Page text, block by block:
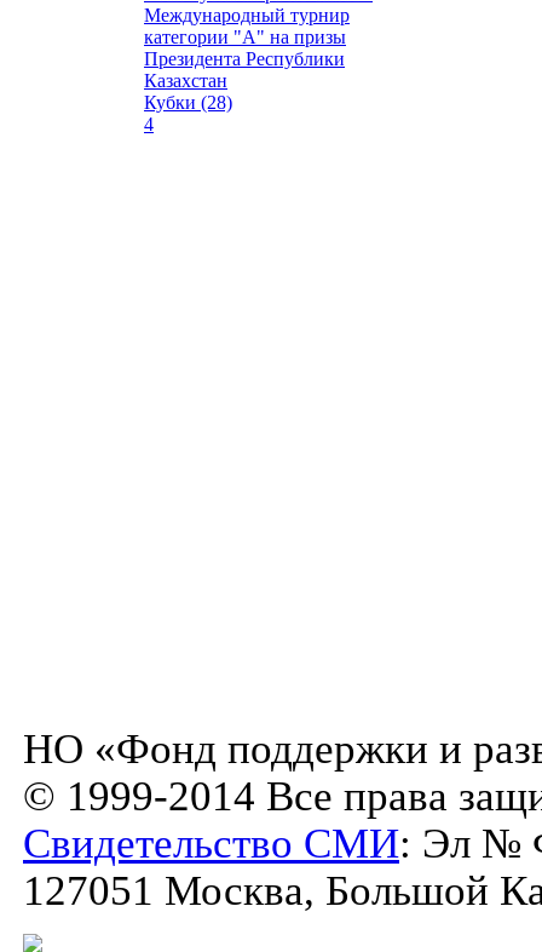
Международный турнир
категории "А" на призы
Президента Республики
Казахстан
Кубки (28)
4
НО «Фонд поддержки и
© 1999-2014 Все права
Свидетельство СМИ: Эл №
127051 Москва, Большой